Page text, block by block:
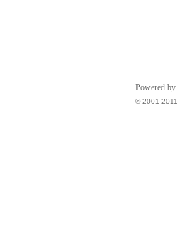
Powered by
© 2001-2011